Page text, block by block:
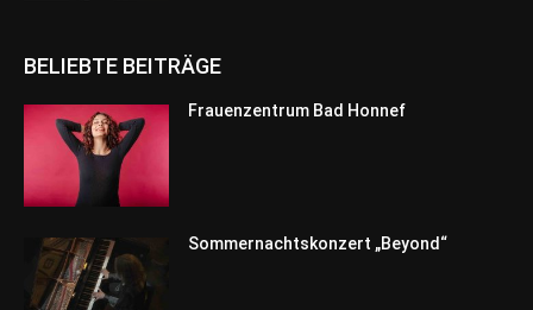
BELIEBTE BEITRÄGE
Frauenzentrum Bad Honnef
Sommernachtskonzert „Beyond“